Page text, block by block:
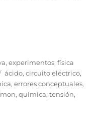
,experimentos,física
Etiquetas
ácido,circuito eléctrico,
,errores conceptuales,
,química,tensión,